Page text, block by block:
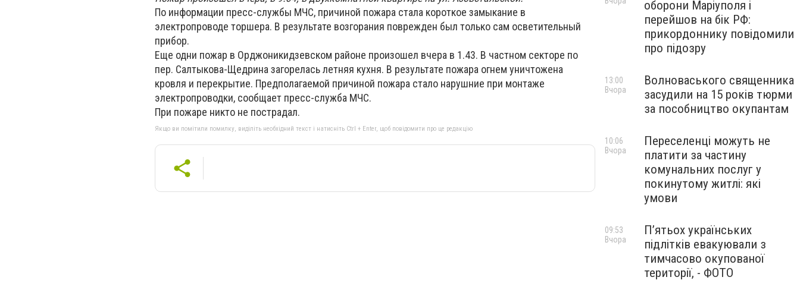
По информации пресс-службы МЧС, причиной пожара стала короткое замыкание в
электропроводе торшера. В результате возгорания поврежден был только сам осветительный
прибор.
Еще одни пожар в Орджоникидзевском районе произошел вчера в 1.43. В частном секторе по
пер. Салтыкова-Щедрина загорелась летняя кухня. В результате пожара огнем уничтожена
кровля и перекрытие. Предполагаемой причиной пожара стало нарушние при монтаже
электропроводки, сообщает пресс-служба МЧС.
При пожаре никто не пострадал.
Якщо ви помітили помилку, виділіть необхідний текст і натисніть Ctrl + Enter, щоб повідомити про це редакцію
оборони Маріуполя і
перейшов на бік РФ:
прикордоннику повідомили
про підозру
Волноваського священника
засудили на 15 років тюрми
за пособництво окупантам
13:00
Вчора
Переселенці можуть не
платити за частину
комунальних послуг у
покинутому житлі: які
умови
10:06
Вчора
П’ятьох українських
підлітків евакуювали з
тимчасово окупованої
території, - ФОТО
09:53
Вчора